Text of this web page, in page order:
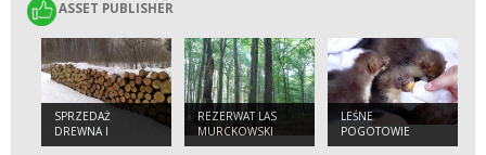
ASSET PUBLISHER
ASSET PUBLISHER
SPRZEDAŻ
DREWNA I
CHOINEK
REZERWAT LAS
MURCKOWSKI
LEŚNE
POGOTOWIE